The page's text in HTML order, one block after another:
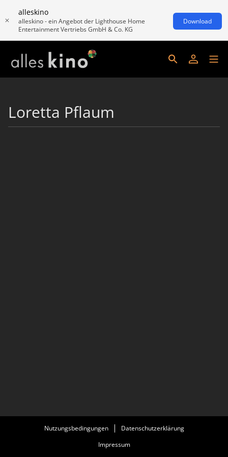
alleskino
alleskino - ein Angebot der Lighthouse Home
Entertainment Vertriebs GmbH & Co. KG
Download
Loretta Pflaum
Nutzungsbedingungen
Datenschutzerklärung
Impressum